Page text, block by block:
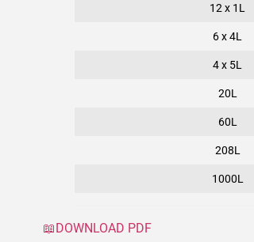
12 x 1L
6 x 4L
4 x 5L
20L
60L
208L
1000L
📖DOWNLOAD PDF